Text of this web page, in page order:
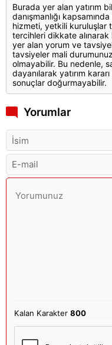
Burada yer alan yatırım
danışmanlığı
hizmeti, yetkili kuruluşlar
tercihleri dikkate
yer alan yorum ve
tavsiyeler mali
olmayabilir. Bu nedenle,
dayanılarak yatırım
sonuçlar doğurmayabilir.
Yorumlar
Kalan Karakter800